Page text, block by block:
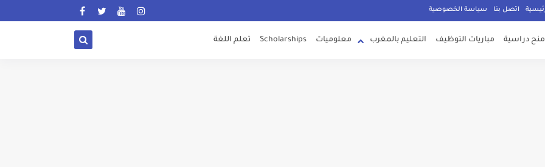
اتصل بنا سياسة الخصوصية
منح دراسية مباريات التوظيف التعليم بالمغرب معلوميات Scholarships تعلم اللغة